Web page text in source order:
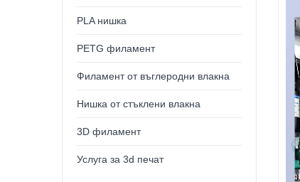
PLA нишка
PETG филамент
Филамент от въглеродни влакна
Нишка от стъклени влакна
3D филамент
Услуга за 3d печат